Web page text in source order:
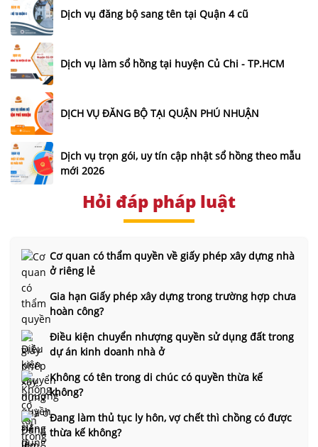
Dịch vụ đăng bộ sang tên tại Quận 4 cũ
Dịch vụ làm sổ hồng tại huyện Củ Chi - TP.HCM
DỊCH VỤ ĐĂNG BỘ TẠI QUẬN PHÚ NHUẬN
Dịch vụ trọn gói, uy tín cập nhật sổ hồng theo mẫu
mới 2026
Hỏi đáp pháp luật
Cơ quan có thẩm quyền về giấy phép xây dựng nhà
ở riêng lẻ
Gia hạn Giấy phép xây dựng trong trường hợp chưa
hoàn công?
Điều kiện chuyển nhượng quyền sử dụng đất trong
dự án kinh doanh nhà ở
Không có tên trong di chúc có quyền thừa kế
không?
Đang làm thủ tục ly hôn, vợ chết thì chồng có được
thừa kế không?